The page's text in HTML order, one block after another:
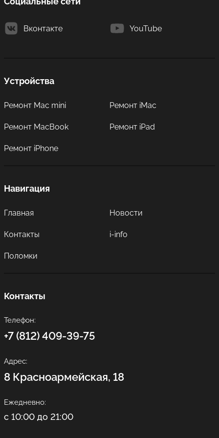
Вконтакте YouTube
Устройства
Ремонт Mac mini Ремонт iMac
Ремонт MacBook Ремонт iPad
Ремонт iPhone
Навигация
Главная Новости
Контакты i-info
Поломки
Контакты
Телефон:
+7 (812) 409-39-75
Адрес:
8 Красноармейская, 18
Ежедневно:
с 10:00 до 21:00